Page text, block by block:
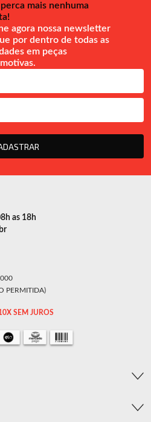
perca mais nenhuma
agora nossa newsletter
por dentro de todas as
em peças
as 18h
PERMITIDA)
SEM JUROS